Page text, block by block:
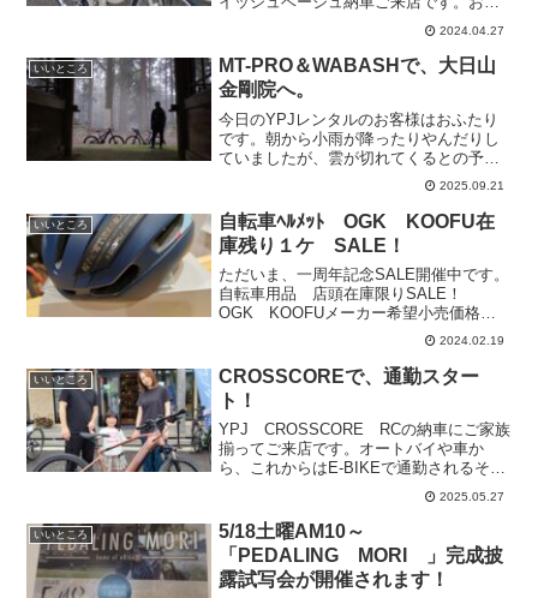
さんを乗せて、坂道も楽に登れます。ご
家族みなさんで、PAS Crewでサイクル
ライフを楽しんでください！ありがとう
ございました...
2024.04.27
いいところ
MT-PRO＆WABASHで、大日山
金剛院へ。
今日のYPJレンタルのお客様はおふたり
です。朝から小雨が降ったりやんだりし
ていましたが、雲が切れてくるとの予報
で車にYPJ MT-Pro、WABASHを積んで
森町三倉方面へ向かわれました。今日雨
天で営業されていないミリオンペタルバ
イクパーク...
2025.09.21
いいところ
自転車ﾍﾙﾒｯﾄ OGK KOOFU在
庫残り１ケ SALE！
ただいま、一周年記念SALE開催中です。
自転車用品 店頭在庫限りSALE！
OGK KOOFUメーカー希望小売価格
￥15,400➡￥9,900バイザー付です。店頭
在庫 1ケのみです。お早めにどうぞ！
2024.02.19
いいところ
CROSSCOREで、通勤スター
ト！
YPJ CROSSCORE RCの納車にご家族
揃ってご来店です。オートバイや車か
ら、これからはE-BIKEで通勤されるそう
です。オートバイも車もすてきにカスタ
ムされたりして、とても大事にされてい
るオーナーさんです。きっと
CROSSCOREも...
2025.05.27
いいところ
5/18土曜AM10～
「PEDALING MORI 」完成披
露試写会が開催されます！